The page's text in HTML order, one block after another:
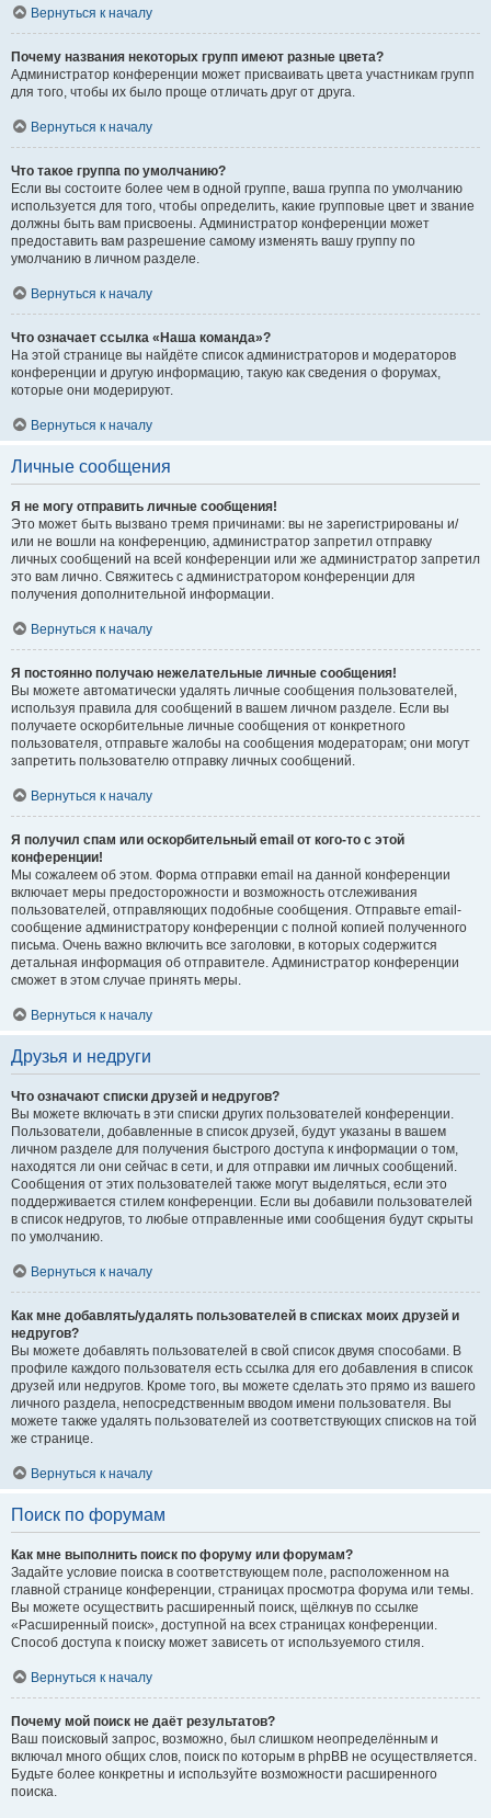
Вернуться к началу
Почему названия некоторых групп имеют разные цвета?
Администратор конференции может присваивать цвета участникам групп
для того, чтобы их было проще отличать друг от друга.
Вернуться к началу
Что такое группа по умолчанию?
Если вы состоите более чем в одной группе, ваша группа по умолчанию
используется для того, чтобы определить, какие групповые цвет и звание
должны быть вам присвоены. Администратор конференции может
предоставить вам разрешение самому изменять вашу группу по
умолчанию в личном разделе.
Вернуться к началу
Что означает ссылка «Наша команда»?
На этой странице вы найдёте список администраторов и модераторов
конференции и другую информацию, такую как сведения о форумах,
которые они модерируют.
Вернуться к началу
Личные сообщения
Я не могу отправить личные сообщения!
Это может быть вызвано тремя причинами: вы не зарегистрированы и/
или не вошли на конференцию, администратор запретил отправку
личных сообщений на всей конференции или же администратор запретил
это вам лично. Свяжитесь с администратором конференции для
получения дополнительной информации.
Вернуться к началу
Я постоянно получаю нежелательные личные сообщения!
Вы можете автоматически удалять личные сообщения пользователей,
используя правила для сообщений в вашем личном разделе. Если вы
получаете оскорбительные личные сообщения от конкретного
пользователя, отправьте жалобы на сообщения модераторам; они могут
запретить пользователю отправку личных сообщений.
Вернуться к началу
Я получил спам или оскорбительный email от кого-то с этой
конференции!
Мы сожалеем об этом. Форма отправки email на данной конференции
включает меры предосторожности и возможность отслеживания
пользователей, отправляющих подобные сообщения. Отправьте email-
сообщение администратору конференции с полной копией полученного
письма. Очень важно включить все заголовки, в которых содержится
детальная информация об отправителе. Администратор конференции
сможет в этом случае принять меры.
Вернуться к началу
Друзья и недруги
Что означают списки друзей и недругов?
Вы можете включать в эти списки других пользователей конференции.
Пользователи, добавленные в список друзей, будут указаны в вашем
личном разделе для получения быстрого доступа к информации о том,
находятся ли они сейчас в сети, и для отправки им личных сообщений.
Сообщения от этих пользователей также могут выделяться, если это
поддерживается стилем конференции. Если вы добавили пользователей
в список недругов, то любые отправленные ими сообщения будут скрыты
по умолчанию.
Вернуться к началу
Как мне добавлять/удалять пользователей в списках моих друзей и
недругов?
Вы можете добавлять пользователей в свой список двумя способами. В
профиле каждого пользователя есть ссылка для его добавления в список
друзей или недругов. Кроме того, вы можете сделать это прямо из вашего
личного раздела, непосредственным вводом имени пользователя. Вы
можете также удалять пользователей из соответствующих списков на той
же странице.
Вернуться к началу
Поиск по форумам
Как мне выполнить поиск по форуму или форумам?
Задайте условие поиска в соответствующем поле, расположенном на
главной странице конференции, страницах просмотра форума или темы.
Вы можете осуществить расширенный поиск, щёлкнув по ссылке
«Расширенный поиск», доступной на всех страницах конференции.
Способ доступа к поиску может зависеть от используемого стиля.
Вернуться к началу
Почему мой поиск не даёт результатов?
Ваш поисковый запрос, возможно, был слишком неопределённым и
включал много общих слов, поиск по которым в phpBB не осуществляется.
Будьте более конкретны и используйте возможности расширенного
поиска.